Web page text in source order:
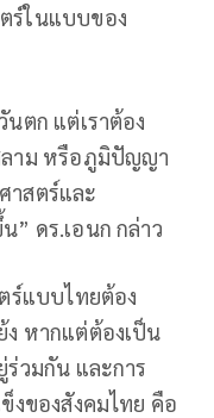
ร์ในแบบของ
นตก แต่เราต้อง
าม หรือภูมิปัญญา
าสตร์และ
” ดร.เอนก กล่าว
ร์แบบไทยต้อง
ง หากแต่ต้องเป็น
วมกัน และการ
งของสังคมไทย คือ